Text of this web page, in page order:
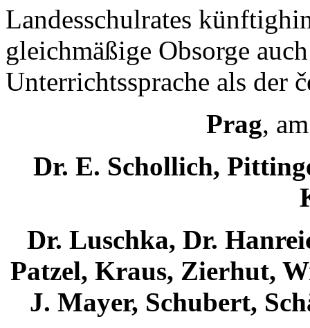
Landesschulrates
gleichmäßige Obsorge
Unterrichtssprache als der
Prag,
Dr. E. Schollich,
Dr. Luschka, Dr.
Patzel, Kraus, Zierhut,
J. Mayer, Schubert,